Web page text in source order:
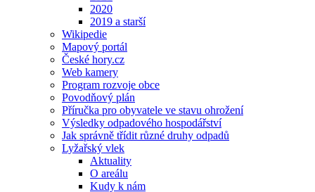
2020
2019 a starší
Wikipedie
Mapový portál
České hory.cz
Web kamery
Program rozvoje obce
Povodňový plán
Příručka pro obyvatele ve stavu ohrožení
Výsledky odpadového hospodářství
Jak správně třídit různé druhy odpadů
Lyžařský vlek
Aktuality
O areálu
Kudy k nám